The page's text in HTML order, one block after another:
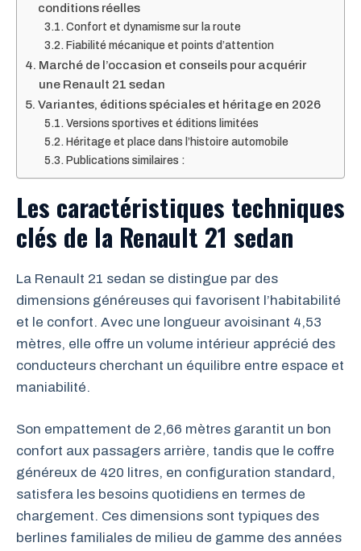
conditions réelles
Confort et dynamisme sur la route
Fiabilité mécanique et points d’attention
Marché de l’occasion et conseils pour acquérir
une Renault 21 sedan
Variantes, éditions spéciales et héritage en 2026
Versions sportives et éditions limitées
Héritage et place dans l’histoire automobile
Publications similaires :
Les caractéristiques techniques
clés de la Renault 21 sedan
La Renault 21 sedan se distingue par des
dimensions généreuses qui favorisent l’habitabilité
et le confort. Avec une longueur avoisinant 4,53
mètres, elle offre un volume intérieur apprécié des
conducteurs cherchant un équilibre entre espace et
maniabilité.
Son empattement de 2,66 mètres garantit un bon
confort aux passagers arrière, tandis que le coffre
généreux de 420 litres, en configuration standard,
satisfera les besoins quotidiens en termes de
chargement. Ces dimensions sont typiques des
berlines familiales de milieu de gamme des années